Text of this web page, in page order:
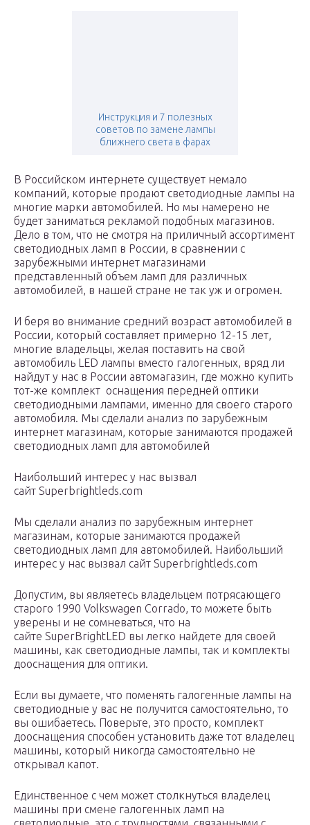
Инструкция и 7 полезных
советов по замене лампы
ближнего света в фарах
В Российском интернете существует немало
компаний, которые продают светодиодные лампы на
многие марки автомобилей. Но мы намерено не
будет заниматься рекламой подобных магазинов.
Дело в том, что не смотря на приличный ассортимент
светодиодных ламп в России, в сравнении с
зарубежными интернет магазинами
представленный объем ламп для различных
автомобилей, в нашей стране не так уж и огромен.
И беря во внимание средний возраст автомобилей в
России, который составляет примерно 12-15 лет,
многие владельцы, желая поставить на свой
автомобиль LED лампы вместо галогенных, вряд ли
найдут у нас в России автомагазин, где можно купить
тот-же комплект оснащения передней оптики
светодиодными лампами, именно для своего старого
автомобиля. Мы сделали анализ по зарубежным
интернет магазинам, которые занимаются продажей
светодиодных ламп для автомобилей
Наибольший интерес у нас вызвал
сайт Superbrightleds.com
Мы сделали анализ по зарубежным интернет
магазинам, которые занимаются продажей
светодиодных ламп для автомобилей. Наибольший
интерес у нас вызвал сайт Superbrightleds.com
Допустим, вы являетесь владельцем потрясающего
старого 1990 Volkswagen Corrado, то можете быть
уверены и не сомневаться, что на
сайте SuperBrightLED вы легко найдете для своей
машины, как светодиодные лампы, так и комплекты
дооснащения для оптики.
Если вы думаете, что поменять галогенные лампы на
светодиодные у вас не получится самостоятельно, то
вы ошибаетесь. Поверьте, это просто, комплект
дооснащения способен установить даже тот владелец
машины, который никогда самостоятельно не
открывал капот.
Единственное с чем может столкнуться владелец
машины при смене галогенных ламп на